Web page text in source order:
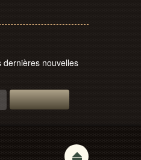
dernières nouvelles